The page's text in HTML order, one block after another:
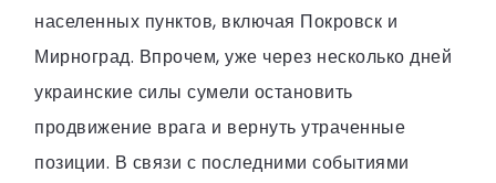
населенных пунктов, включая Покровск и
Мирноград. Впрочем, уже через несколько дней
украинские силы сумели остановить
продвижение врага и вернуть утраченные
позиции. В связи с последними событиями